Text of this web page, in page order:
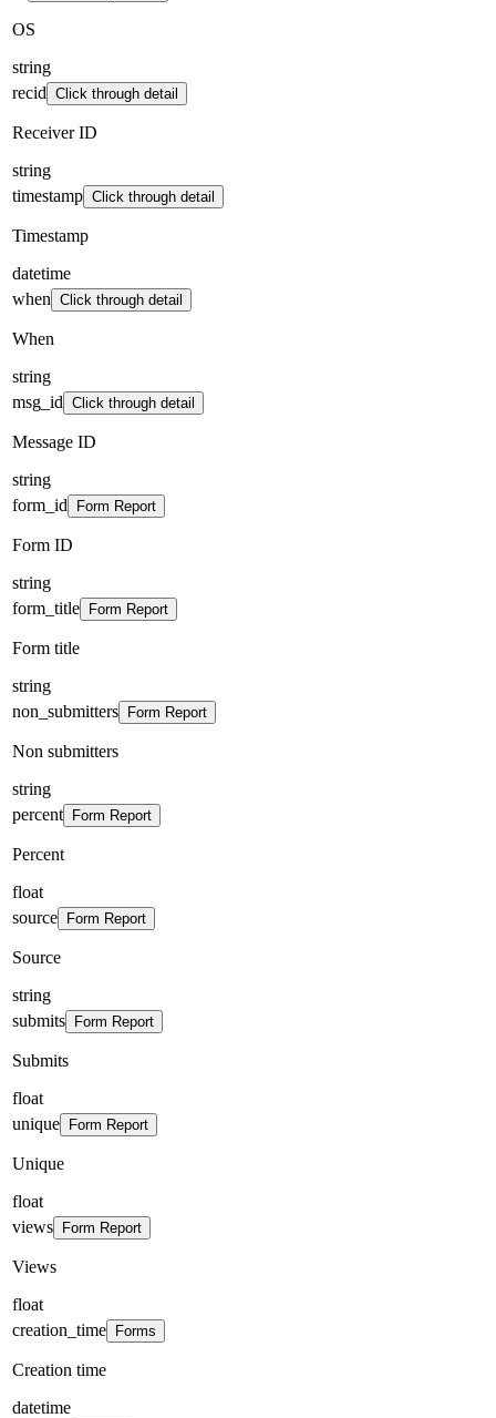
OS
string
recid Click through detail
Receiver ID
string
timestamp Click through detail
Timestamp
datetime
when Click through detail
When
string
msg_id Click through detail
Message ID
string
form_id
Form Report
Form ID
string
form_title
Form Report
Form title
string
non_submitters
Form Report
Non submitters
string
percent
Form Report
Percent
float
source
Form Report
Source
string
submits
Form Report
Submits
float
unique
Form Report
Unique
float
views
Form Report
Views
float
creation_time
Forms
Creation time
datetime